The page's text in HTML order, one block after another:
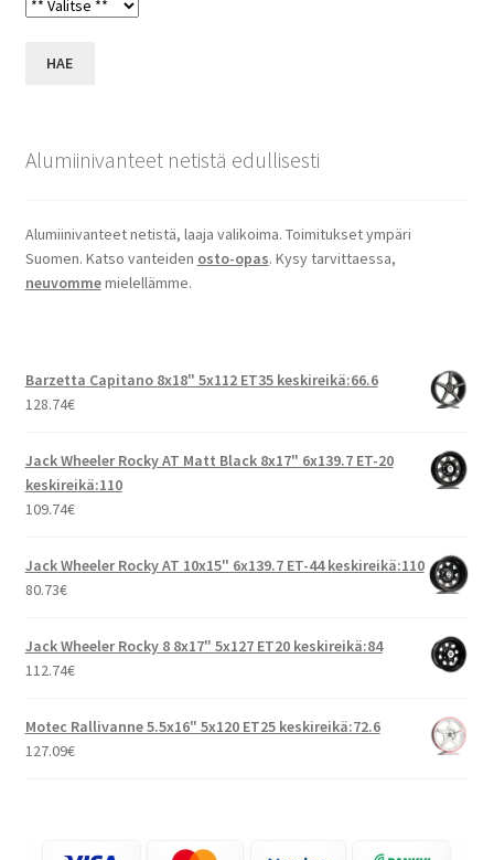
HAE
Alumiinivanteet netistä edullisesti
Alumiinivanteet netistä, laaja valikoima. Toimitukset ympäri
Suomen. Katso vanteiden osto-opas. Kysy tarvittaessa,
neuvommemielellämme.
Barzetta Capitano 8x18" 5x112 ET35 keskireikä:66.6
128.74€
Jack Wheeler Rocky AT Matt Black 8x17" 6x139.7 ET-20
keskireikä:110
109.74€
Jack Wheeler Rocky AT 10x15" 6x139.7 ET-44 keskireikä:110
80.73€
Jack Wheeler Rocky 8 8x17" 5x127 ET20 keskireikä:84
112.74€
Motec Rallivanne 5.5x16" 5x120 ET25 keskireikä:72.6
127.09€